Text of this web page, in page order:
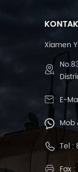
Xiamen
E-
Mob
Tel :
Fax